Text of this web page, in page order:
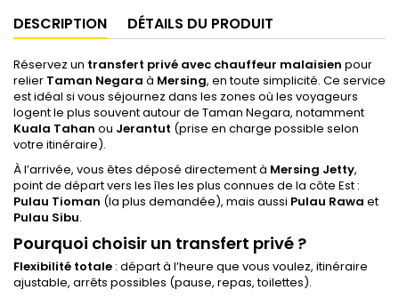
DESCRIPTION DÉTAILS DU PRODUIT
Réservez un transfert privé avec chauffeur malaisien pour
relier Taman Negara à Mersing, en toute simplicité. Ce service
est idéal si vous séjournez dans les zones où les voyageurs
logent le plus souvent autour de Taman Negara, notamment
Kuala Tahan ou Jerantut (prise en charge possible selon
votre itinéraire).
À l’arrivée, vous êtes déposé directement à Mersing Jetty,
point de départ vers les îles les plus connues de la côte Est :
Pulau Tioman (la plus demandée), mais aussi Pulau Rawa et
Pulau Sibu.
Pourquoi choisir un transfert privé ?
Flexibilité totale : départ à l’heure que vous voulez, itinéraire
ajustable, arrêts possibles (pause, repas, toilettes).